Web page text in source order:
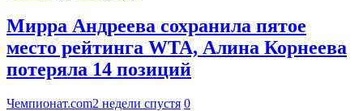
Мирра Андреева сохранила пятое
место рейтинга WTA, Алина Корнеева
потеряла 14 позиций
Чемпионат.com2 недели спустя 0